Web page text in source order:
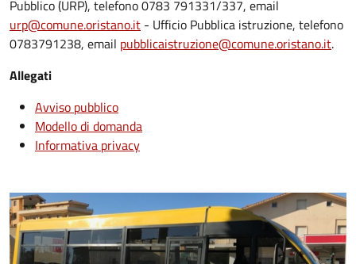
Pubblico (URP), telefono 0783 791331/337, email
urp@comune.oristano.it - Ufficio Pubblica istruzione, telefono
0783791238, email pubblicaistruzione@comune.oristano.it.
Allegati
Avviso pubblico
Modello di domanda
Informativa privacy